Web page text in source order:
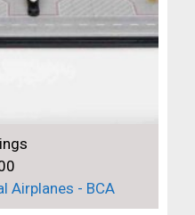
Airplanes - BCA